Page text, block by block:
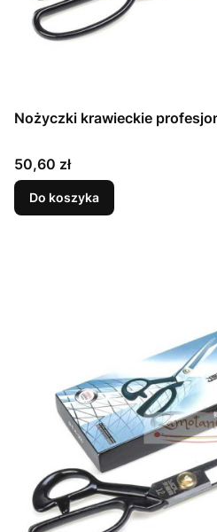
Nożyczki krawieckie
Cena
50,60 zł
Do koszyka